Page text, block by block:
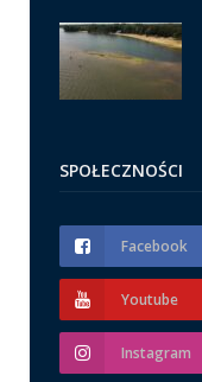
SPOŁECZNOŚCI
Facebook
Youtube
Instagram